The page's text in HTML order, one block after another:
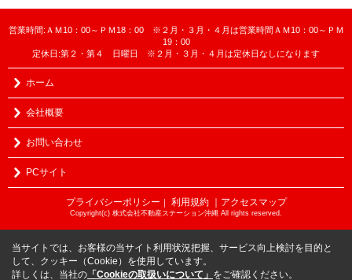
営業時間:ＡＭ10：00～ＰＭ18：00 ※２月・３月・４月は営業時間ＡＭ10：00～ＰＭ
19：00
定休日:第２・第４ 日曜日 ※２月・３月・４月は定休日なしになります
ホーム
会社概要
お問い合わせ
PCサイト
プライバシーポリシー ｜ 利用規約 ｜アクセスマップ
Copyright(c) 株式会社不動産ステーション沖縄 All rights reserved.
当サイトでは、お客様の当サイト利用状況把握、サービス向上検討を目的と
して、クッキー（Cookie）を使用しています。
詳しくは、当社の 「Cookieの取扱いについて」 をご確認ください。